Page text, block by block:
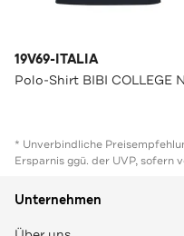
19V69-ITALIA
* Unverbindliche
Ersparnis ggü. der UVP, sofern
Unternehmen